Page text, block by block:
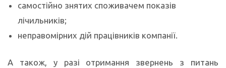
самостійно знятих споживачем показів
лічильників;
неправомірних дій працівників компанії.
А також, у разі отримання звернень з питань